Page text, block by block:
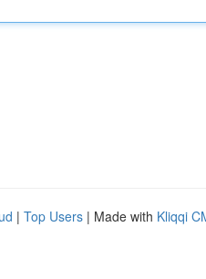
| Top Users | Made with Kliqqi